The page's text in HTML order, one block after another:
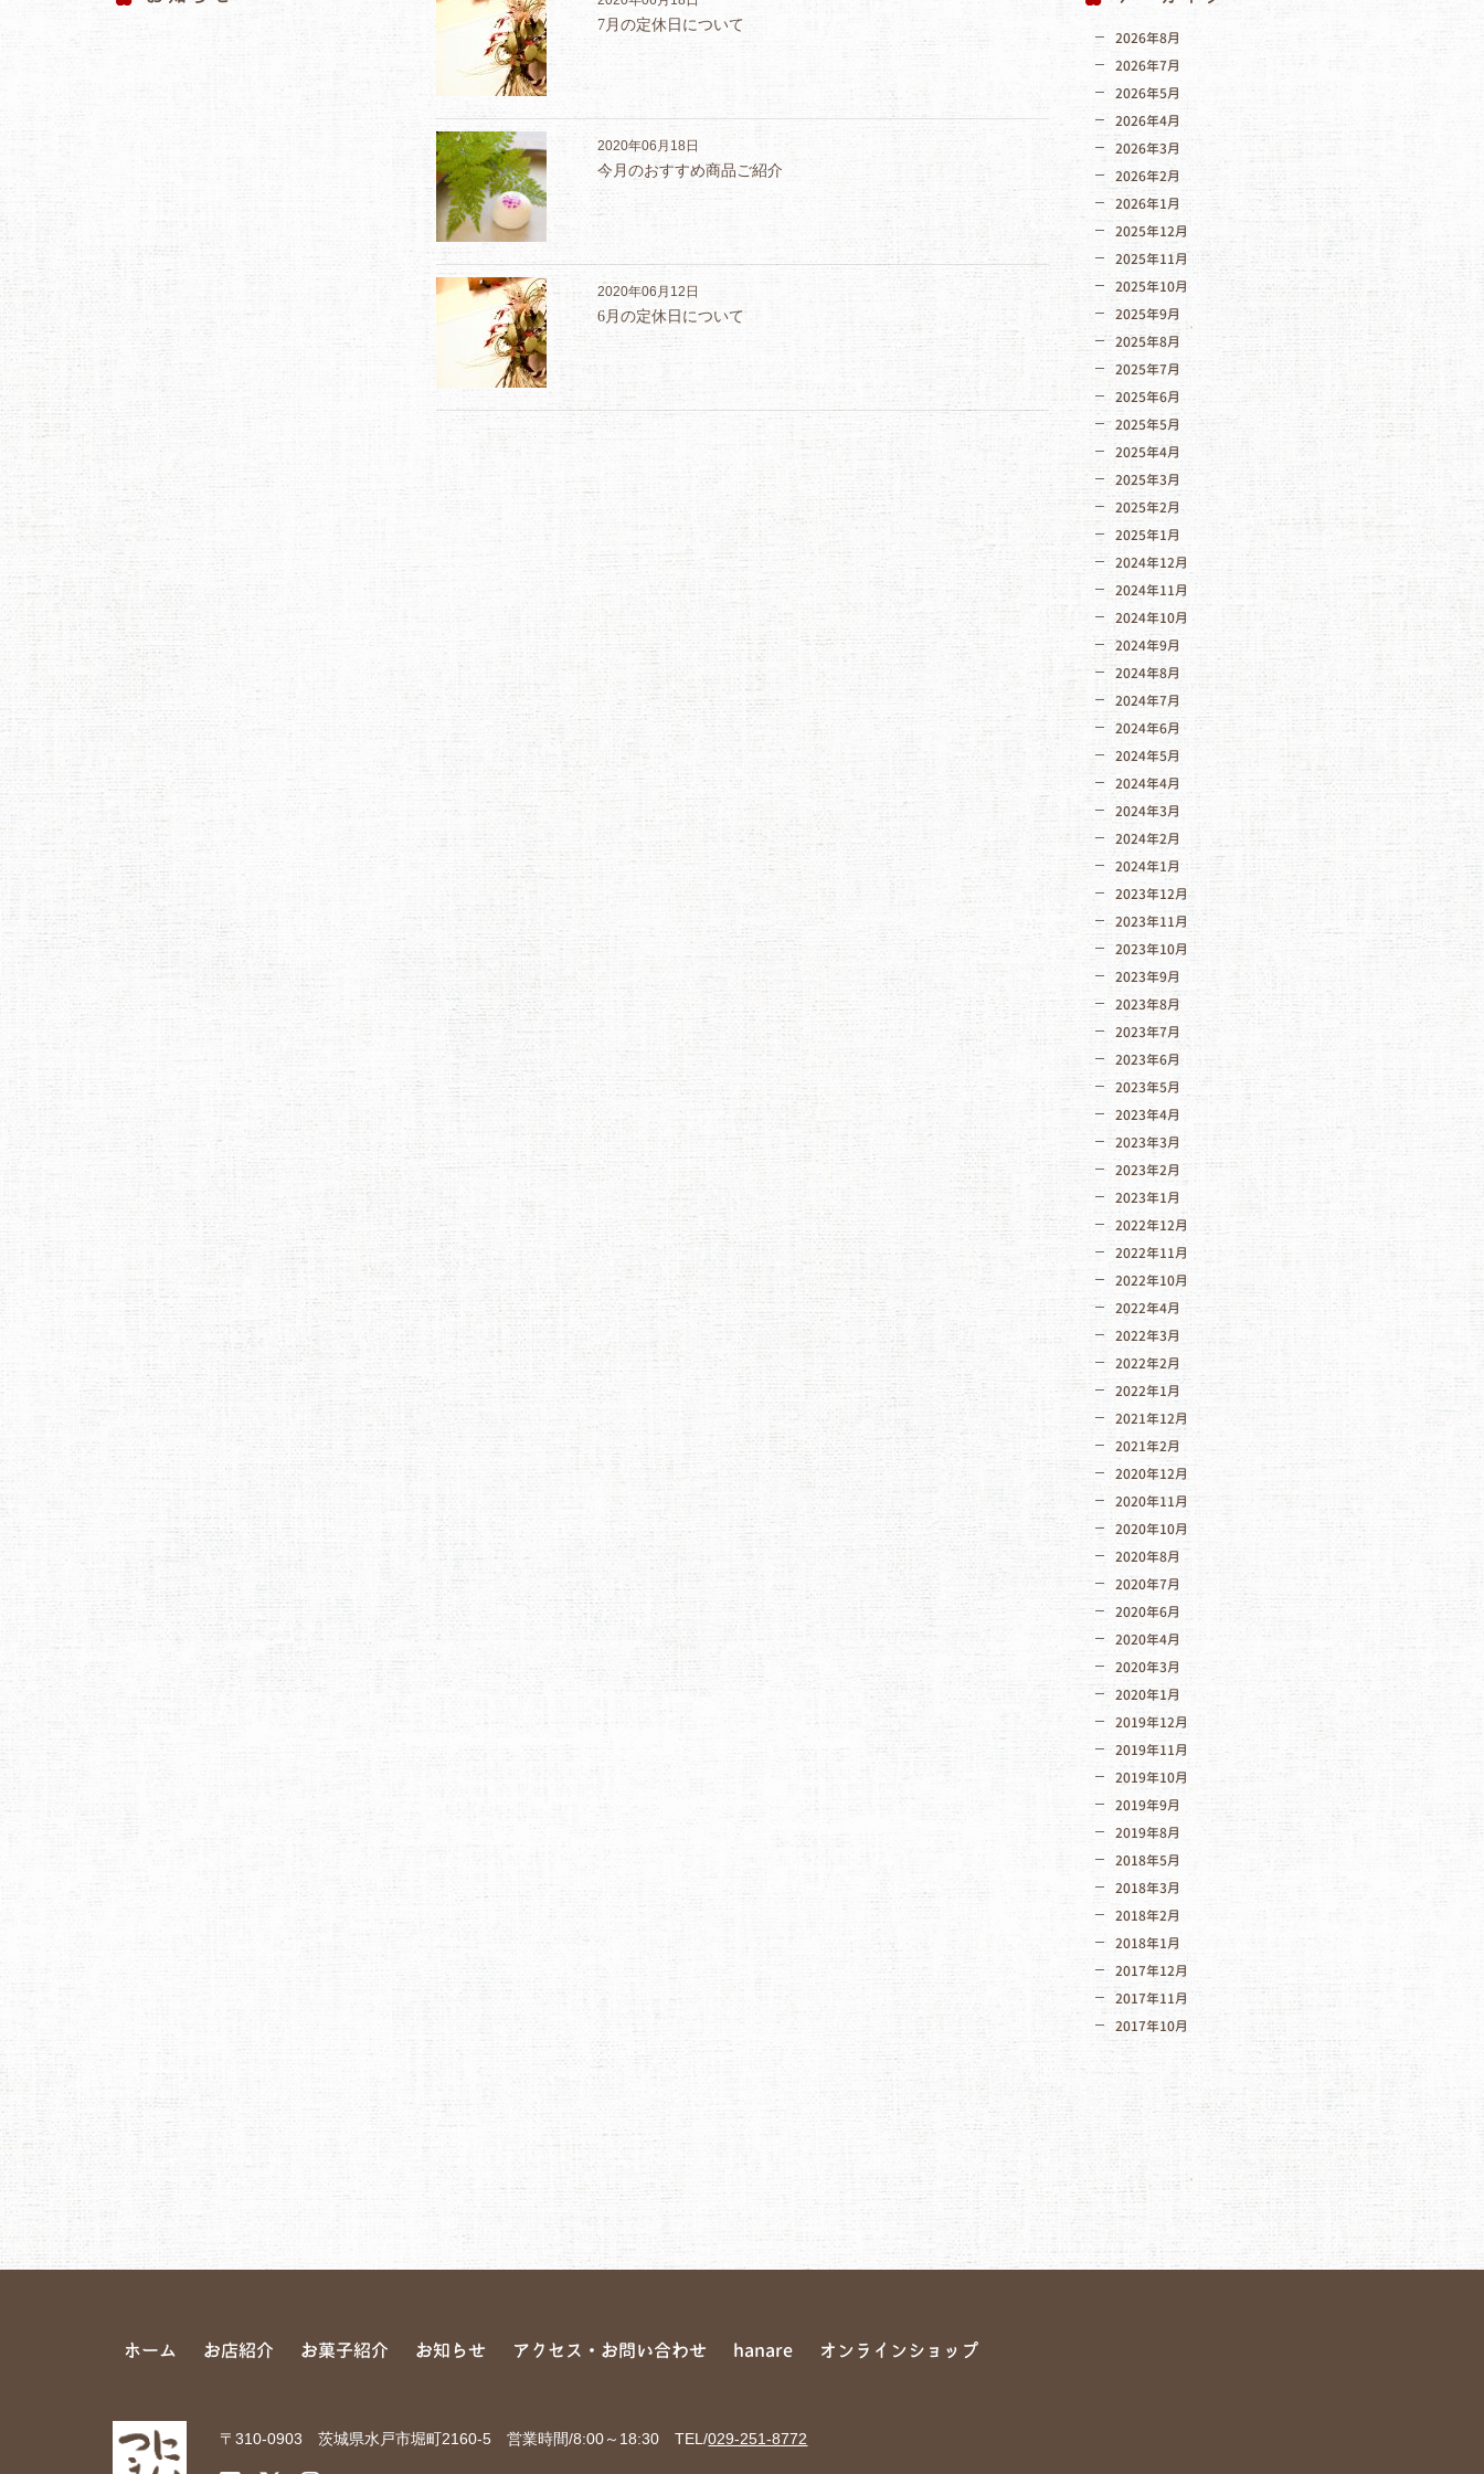
7月の定休日について
2020年06月18日
今月のおすすめ商品ご紹介
2020年06月12日
6月の定休日について
2026年8月
2026年7月
2026年5月
2026年4月
2026年3月
2026年2月
2026年1月
2025年12月
2025年11月
2025年10月
2025年9月
2025年8月
2025年7月
2025年6月
2025年5月
2025年4月
2025年3月
2025年2月
2025年1月
2024年12月
2024年11月
2024年10月
2024年9月
2024年8月
2024年7月
2024年6月
2024年5月
2024年4月
2024年3月
2024年2月
2024年1月
2023年12月
2023年11月
2023年10月
2023年9月
2023年8月
2023年7月
2023年6月
2023年5月
2023年4月
2023年3月
2023年2月
2023年1月
2022年12月
2022年11月
2022年10月
2022年4月
2022年3月
2022年2月
2022年1月
2021年12月
2021年2月
2020年12月
2020年11月
2020年10月
2020年8月
2020年7月
2020年6月
2020年4月
2020年3月
2020年1月
2019年12月
2019年11月
2019年10月
2019年9月
2019年8月
2018年5月
2018年3月
2018年2月
2018年1月
2017年12月
2017年11月
2017年10月
ホーム お店紹介 お菓子紹介 お知らせ アクセス・お問い合わせ hanare オンラインショップ
〒310-0903 茨城県水戸市堀町2160-5 営業時間/8:00～18:30 TEL/029-251-8772